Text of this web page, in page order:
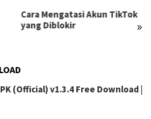
»
Cara Mengatasi Akun TikTok
yang Diblokir
(Official) v1.3.4 Free Download |